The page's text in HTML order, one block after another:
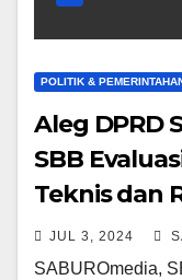
POLITIK &
Aleg DPRD
SBB
Teknis dan
JUL 3, 2024
SABUROmedia,